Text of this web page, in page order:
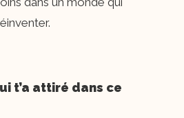
t’a attiré dans ce